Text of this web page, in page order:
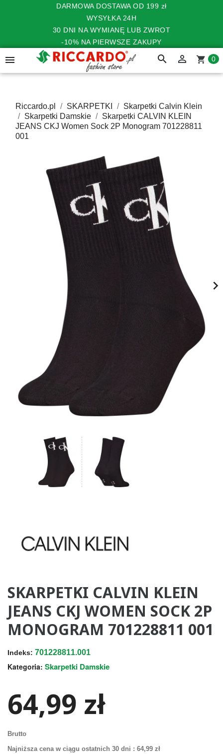
DARMOWA DOSTAWA OD 199 zł
WYSYŁKA 24H
30 DNI NA WYMIANĘ LUB ZWROT
-10% NA PIERWSZE ZAKUPY
 search  shopping_cart 0
Riccardo.pl SKARPETKI
Skarpetki Calvin Klein
Skarpetki Damskie
Skarpetki CALVIN KLEIN
JEANS CKJ Women Sock 2P Monogram 701228811
001

SKARPETKI CALVIN KLEIN
JEANS CKJ WOMEN SOCK 2P
MONOGRAM 701228811 001
Indeks: 701228811.001
Kategoria: Skarpetki Damskie
64,99 zł
Brutto
Najniższa cena w ciągu ostatnich 30 dni : 64,99 zł